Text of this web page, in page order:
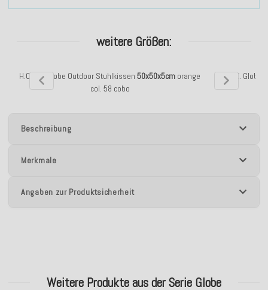
weitere Größen:
H.O.C.K. Globe Outdoor Stuhlkissen 50x50x5cm orange
col. 58 cobo
H.O.C.K.
Beschreibung
Merkmale
Angaben zur Produktsicherheit
Weitere Produkte aus der Serie Globe